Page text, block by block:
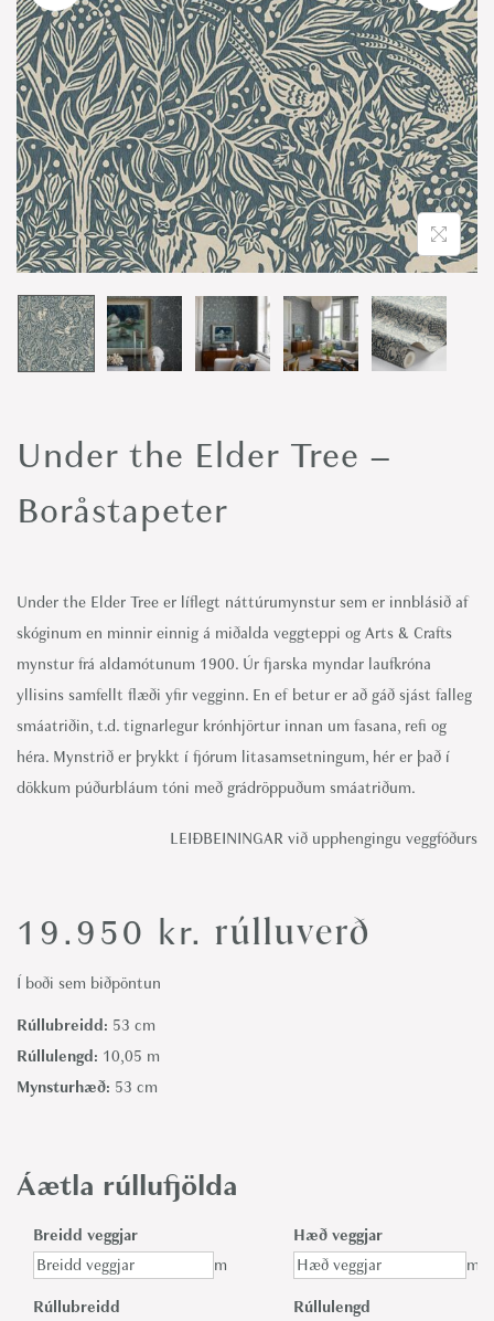
o
n
Under the Elder Tree –
Boråstapeter
19.950 kr. rúlluverð
Under the Elder Tree er líflegt náttúrumynstur sem er innblásið af
skóginum en minnir einnig á miðalda veggteppi og Arts & Crafts
mynstur frá aldamótunum 1900. Úr fjarska myndar laufkróna
yllisins samfellt flæði yfir vegginn. En ef betur er að gáð sjást falleg
smáatriðin, t.d. tignarlegur krónhjörtur innan um fasana, refi og
héra. Mynstrið er þrykkt í fjórum litasamsetningum, hér er það í
dökkum púðurbláum tóni með grádröppuðum smáatriðum.
LEIÐBEININGAR við upphengingu veggfóðurs
Í boði sem biðpöntun
Rúllubreidd: 53 cm
Rúllulengd: 10,05 m
Mynsturhæð: 53 cm
Áætla rúllufjölda
Breidd veggjar
m
Hæð veggjar
m
Rúllubreidd
Rúllulengd